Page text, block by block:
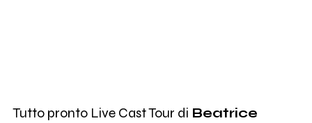
Tutto pronto Live Cast Tour di Beatrice